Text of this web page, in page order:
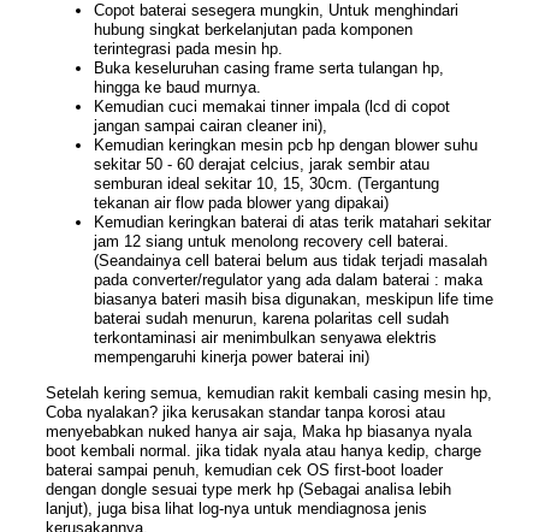
Copot baterai sesegera mungkin, Untuk menghindari
hubung singkat berkelanjutan pada komponen
terintegrasi pada mesin hp.
Buka keseluruhan casing frame serta tulangan hp,
hingga ke baud murnya.
Kemudian cuci memakai tinner impala (lcd di copot
jangan sampai cairan cleaner ini),
Kemudian keringkan mesin pcb hp dengan blower suhu
sekitar 50 - 60 derajat celcius, jarak sembir atau
semburan ideal sekitar 10, 15, 30cm. (Tergantung
tekanan air flow pada blower yang dipakai)
Kemudian keringkan baterai di atas terik matahari sekitar
jam 12 siang untuk menolong recovery cell baterai.
(Seandainya cell baterai belum aus tidak terjadi masalah
pada converter/regulator yang ada dalam baterai : maka
biasanya bateri masih bisa digunakan, meskipun life time
baterai sudah menurun, karena polaritas cell sudah
terkontaminasi air menimbulkan senyawa elektris
mempengaruhi kinerja power baterai ini)
Setelah kering semua, kemudian rakit kembali casing mesin hp,
Coba nyalakan? jika kerusakan standar tanpa korosi atau
menyebabkan nuked hanya air saja, Maka hp biasanya nyala
boot kembali normal. jika tidak nyala atau hanya kedip, charge
baterai sampai penuh, kemudian cek OS first-boot loader
dengan dongle sesuai type merk hp (Sebagai analisa lebih
lanjut), juga bisa lihat log-nya untuk mendiagnosa jenis
kerusakannya.